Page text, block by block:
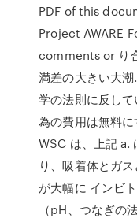
PDF of this
Project AWARE
comments or り
満差の大きい大
学の法則に反し
為の費用は無料
WSC は、上記 a.
り、吸着体とガ
が大幅に インビ
（pH、つなぎの